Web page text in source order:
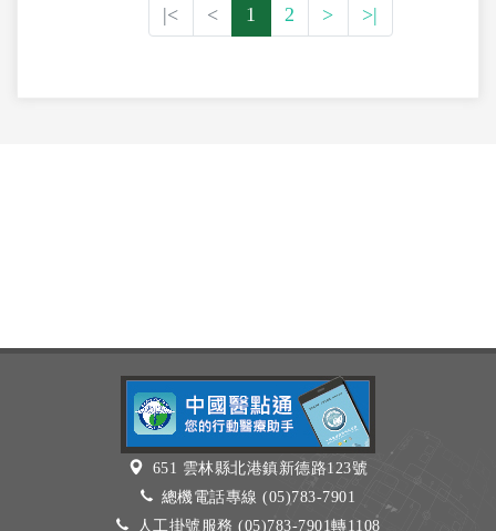
|< < 1 2 > >|
651 雲林縣北港鎮新德路123號
總機電話專線 (05)783-7901
人工掛號服務 (05)783-7901轉1108